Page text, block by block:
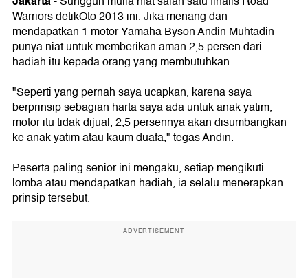
Warriors detikOto 2013 ini. Jika menang dan
mendapatkan 1 motor Yamaha Byson Andin Muhtadin
punya niat untuk memberikan aman 2,5 persen dari
hadiah itu kepada orang yang membutuhkan.
"Seperti yang pernah saya ucapkan, karena saya
berprinsip sebagian harta saya ada untuk anak yatim,
motor itu tidak dijual, 2,5 persennya akan disumbangkan
ke anak yatim atau kaum duafa," tegas Andin.
Peserta paling senior ini mengaku, setiap mengikuti
lomba atau mendapatkan hadiah, ia selalu menerapkan
prinsip tersebut.
ADVERTISEMENT